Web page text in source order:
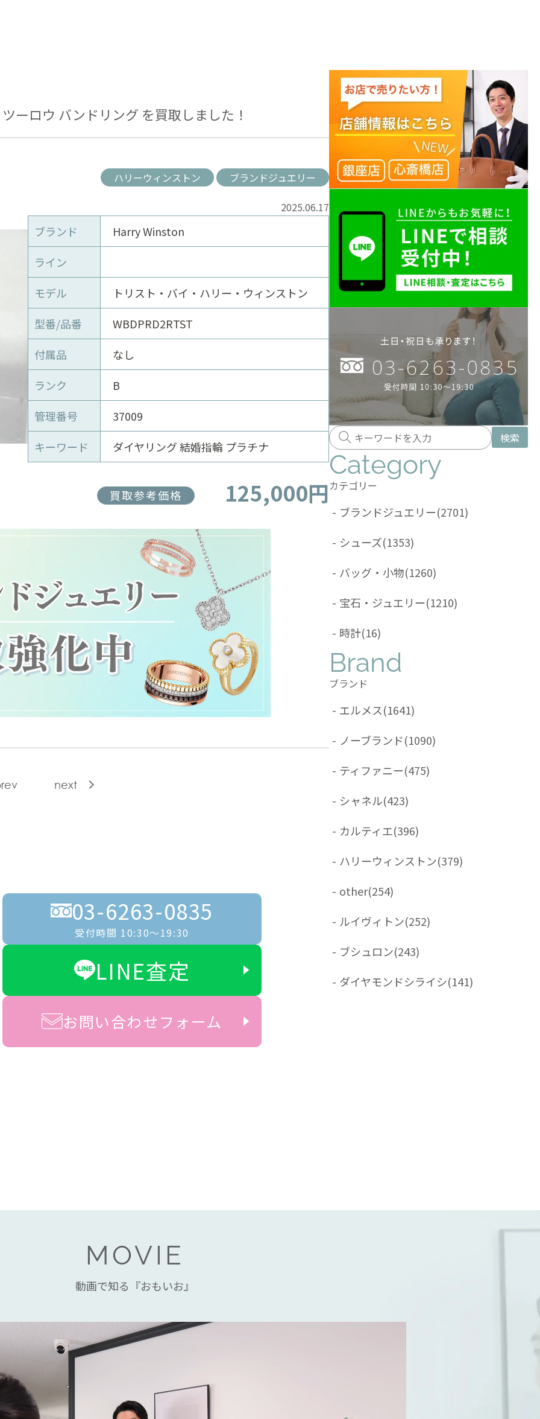
ーロウ バンドリング を買取しました！
ハリーウィンストン ブランドジュエリー
2025.06.17
ブランド
Harry Winston
ライン
モデル
トリスト・バイ・ハリー・ウィンストン
型番/品番
WBDPRD2RTST
付属品
なし
ランク
B
管理番号
37009
キーワード
ダイヤリング 結婚指輪 プラチナ
買取参考価格 125,000円
next
03-6263-0835
受付時間 10:30〜19:30
LINE査定
お問い合わせフォーム
検索
Category
カテゴリー
- ブランドジュエリー(2701)
- シューズ(1353)
- バッグ・小物(1260)
- 宝石・ジュエリー(1210)
- 時計(16)
Brand
ブランド
- エルメス(1641)
- ノーブランド(1090)
- ティファニー(475)
- シャネル(423)
- カルティエ(396)
- ハリーウィンストン(379)
- other(254)
- ルイヴィトン(252)
- ブシュロン(243)
- ダイヤモンドシライシ(141)
MOVIE
動画で知る『おもいお』